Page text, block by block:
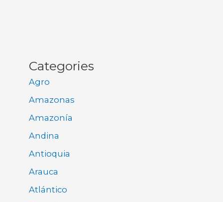
Categories
Agro
Amazonas
Amazonía
Andina
Antioquia
Arauca
Atlántico